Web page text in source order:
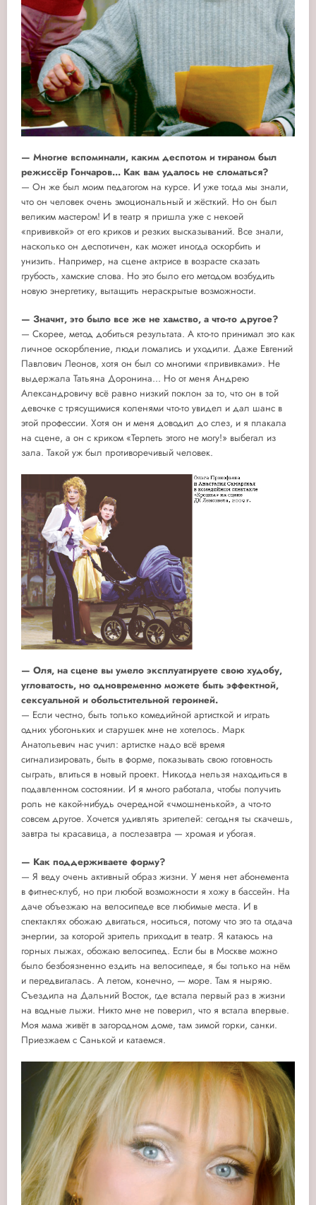
— Многие вспоминали, каким деспотом и тираном был
режиссёр Гончаров... Как вам удалось не сломаться?
— Он же был моим педагогом на курсе. И уже тогда мы знали,
что он человек очень эмоциональный и жёсткий. Но он был
великим мастером! И в театр я пришла уже с некоей
«прививкой» от его криков и резких высказываний. Все знали,
насколько он деспотичен, как может иногда оскорбить и
унизить. Например, на сцене актрисе в возрасте сказать
грубость, хамские слова. Но это было его методом возбудить
новую энергетику, вытащить нераскрытые возможности.
— Значит, это было все же не хамство, а что-то другое?
— Скорее, метод добиться результата. А кто-то принимал это как
личное оскорбление, люди ломались и уходили. Даже Евгений
Павлович Леонов, хотя он был со многими «прививками». Не
выдержала Татьяна Доронина... Но от меня Андрею
Александровичу всё равно низкий поклон за то, что он в той
девочке с трясущимися коленями что-то увидел и дал шанс в
этой профессии. Хотя он и меня доводил до слез, и я плакала
на сцене, а он с криком «Терпеть этого не могу!» выбегал из
зала. Такой уж был противоречивый человек.
— Оля, на сцене вы умело эксплуатируете свою худобу,
угловатость, но одновременно можете быть эффектной,
сексуальной и обольстительной героиней.
— Если честно, быть только комедийной артисткой и играть
одних убогоньких и старушек мне не хотелось. Марк
Анатольевич нас учил: артистке надо всё время
сигнализировать, быть в форме, показывать свою готовность
сыграть, влиться в новый проект. Никогда нельзя находиться в
подавленном состоянии. И я много работала, чтобы получить
роль не какой-нибудь очередной «чмошненькой», а что-то
совсем другое. Хочется удивлять зрителей: сегодня ты скачешь,
завтра ты красавица, а послезавтра — хромая и убогая.
— Как поддерживаете форму?
— Я веду очень активный образ жизни. У меня нет абонемента
в фитнес-клуб, но при любой возможности я хожу в бассейн. На
даче объезжаю на велосипеде все любимые места. И в
спектаклях обожаю двигаться, носиться, потому что это та отдача
энергии, за которой зритель приходит в театр. Я катаюсь на
горных лыжах, обожаю велосипед. Если бы в Москве можно
было безбоязненно ездить на велосипеде, я бы только на нём
и передвигалась. А летом, конечно, — море. Там я ныряю.
Съездила на Дальний Восток, где встала первый раз в жизни
на водные лыжи. Никто мне не поверил, что я встала впервые.
Моя мама живёт в загородном доме, там зимой горки, санки.
Приезжаем с Санькой и катаемся.